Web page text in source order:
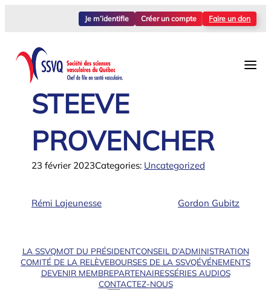
Je m’identifie Créer un compte Faire un don
STEEVE
PROVENCHER
23 février 2023Categories: Uncategorized
Rémi Lajeunesse Gordon Gubitz
LA SSVQMOT DU PRÉSIDENTCONSEIL D’ADMINISTRATION
COMITÉ DE LA RELÈVEBOURSES DE LA SSVQÉVÉNEMENTS
DEVENIR MEMBREPARTENAIRESSÉRIES AUDIOS
CONTACTEZ-NOUS